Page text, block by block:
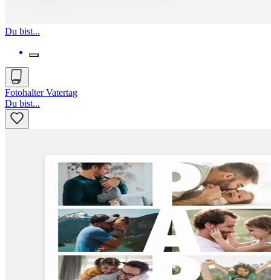
Du bist...
Fotohalter Vatertag
Du bist...